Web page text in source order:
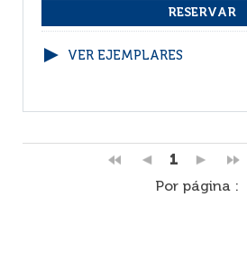
VER EJEMPLARES
1
Por página :